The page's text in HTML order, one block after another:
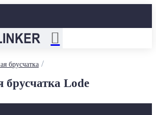
брусчатка/
брусчатка Lode